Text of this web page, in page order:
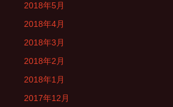
2018年5月
2018年4月
2018年3月
2018年2月
2018年1月
2017年12月